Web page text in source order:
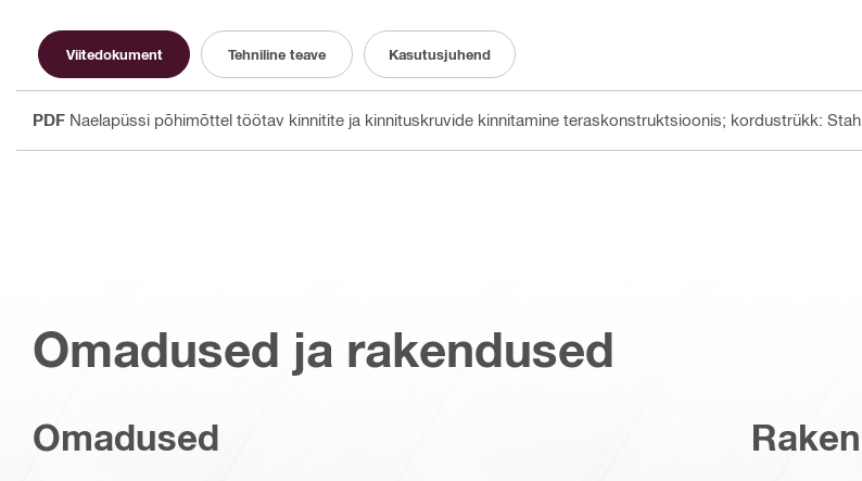
Viitedokument Tehniline teave Kasutusjuhend
PDF Naelapüssi põhimõttel töötav kinnitite ja kinnituskruvide kinnitamine teraskonstruktsioonis; kordustrükk:
Omadused ja rakendused
Omadused